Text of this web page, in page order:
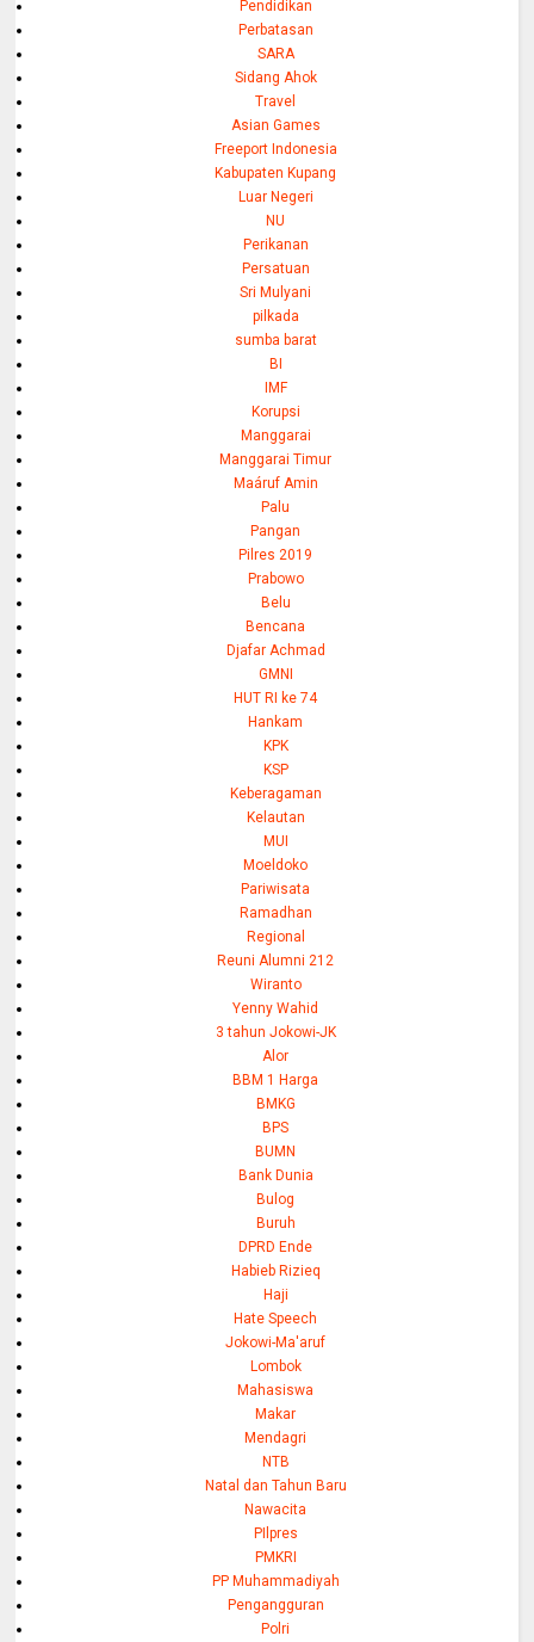
Pendidikan
Perbatasan
SARA
Sidang Ahok
Travel
Asian Games
Freeport Indonesia
Kabupaten Kupang
Luar Negeri
NU
Perikanan
Persatuan
Sri Mulyani
pilkada
sumba barat
BI
IMF
Korupsi
Manggarai
Manggarai Timur
Maáruf Amin
Palu
Pangan
Pilres 2019
Prabowo
Belu
Bencana
Djafar Achmad
GMNI
HUT RI ke 74
Hankam
KPK
KSP
Keberagaman
Kelautan
MUI
Moeldoko
Pariwisata
Ramadhan
Regional
Reuni Alumni 212
Wiranto
Yenny Wahid
3 tahun Jokowi-JK
Alor
BBM 1 Harga
BMKG
BPS
BUMN
Bank Dunia
Bulog
Buruh
DPRD Ende
Habieb Rizieq
Haji
Hate Speech
Jokowi-Ma'aruf
Lombok
Mahasiswa
Makar
Mendagri
NTB
Natal dan Tahun Baru
Nawacita
PIlpres
PMKRI
PP Muhammadiyah
Pengangguran
Polri